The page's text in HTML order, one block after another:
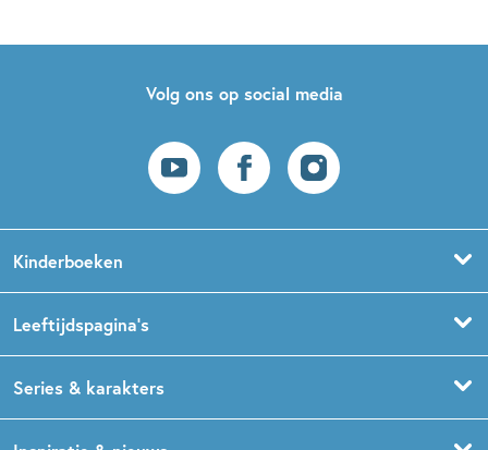
Volg ons op social media
Kinderboeken
Prentenboeken
Leeftijdspagina’s
Boekentips 1,5 - 3 jaar
Series & karakters